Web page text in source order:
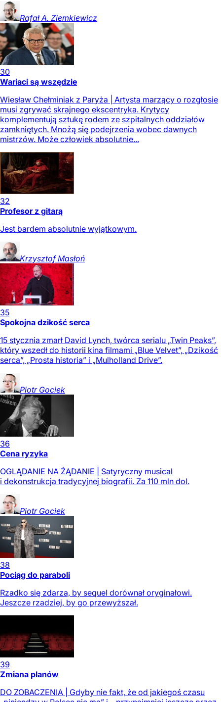
Rafał A. Ziemkiewicz
30
Wariaci są wszędzie
Wiesław Chełminiak z Paryża | Artysta marzący o rozgłosie
musi zgrywać skrajnego ekscentryka. Krytycy
komplementują sztukę rodem ze szpitalnych oddziałów
zamkniętych. Mnożą się podejrzenia wobec dawnych
mistrzów. Może człowiek absolutnie...
32
Profesor z gitarą
Jest bardem absolutnie wyjątkowym.
Krzysztof Masłoń
35
Spokojna dzikość serca
15 stycznia zmarł David Lynch, twórca serialu „Twin Peaks”,
który wszedł do historii kina filmami „Blue Velvet”, „Dzikość
serca”, „Prosta historia” i „Mulholland Drive”.
Piotr Gociek
36
Cena ryzyka
OGLĄDANIE NA ŻĄDANIE | Satyryczny musical
i dekonstrukcja tradycyjnej biografii. Za 110 mln dol.
Piotr Gociek
38
Pociąg do paraboli
Rzadko się zdarza, by sequel dorównał oryginałowi.
Jeszcze rzadziej, by go przewyższał.
39
Zmiana planów
DO ZOBACZENIA | Gdyby nie fakt, że od jakiegoś czasu